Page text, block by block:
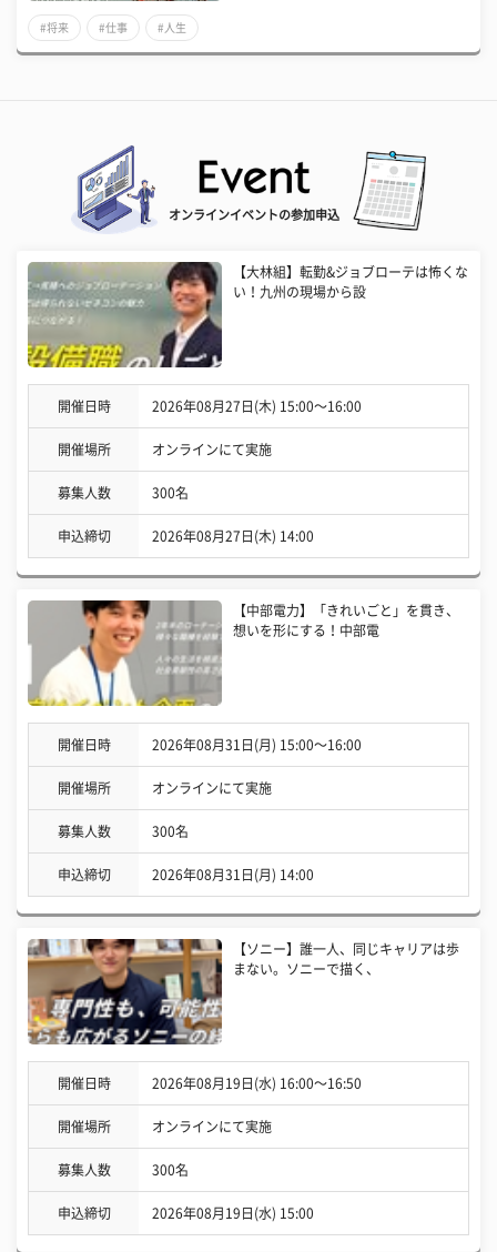
#将来 #仕事 #人生
オンラインイベントの参加申込
【大林組】転勤&ジョブローテは怖くな
い！九州の現場から設
開催日時 2026年08月27日(木) 15:00〜16:00
開催場所 オンラインにて実施
募集人数 300名
申込締切 2026年08月27日(木) 14:00
【中部電力】「きれいごと」を貫き、
想いを形にする！中部電
開催日時 2026年08月31日(月) 15:00〜16:00
開催場所 オンラインにて実施
募集人数 300名
申込締切 2026年08月31日(月) 14:00
【ソニー】誰一人、同じキャリアは歩
まない。ソニーで描く、
開催日時 2026年08月19日(水) 16:00〜16:50
開催場所 オンラインにて実施
募集人数 300名
申込締切 2026年08月19日(水) 15:00